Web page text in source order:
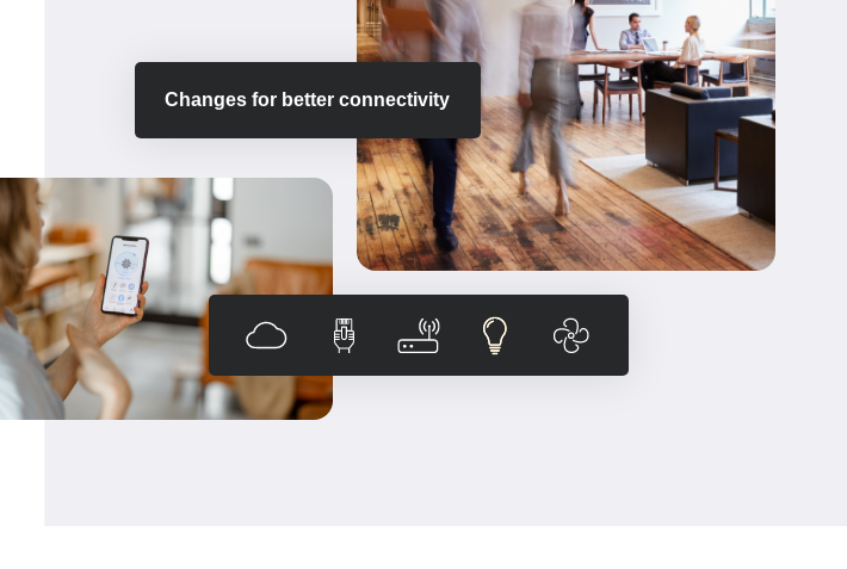
Changes for better connectivity